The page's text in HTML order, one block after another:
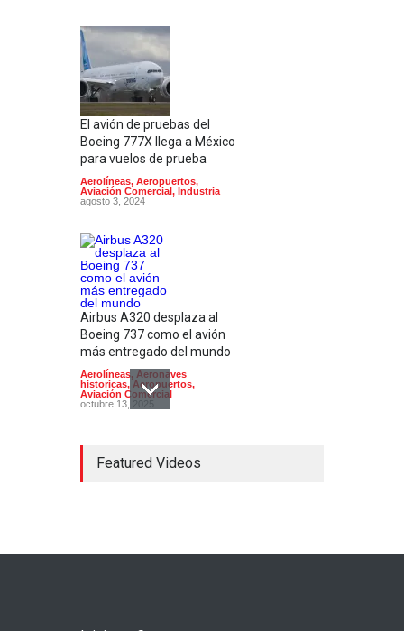
El avión de pruebas del
Boeing 777X llega a México
para vuelos de prueba
Aerolíneas, Aeropuertos,
Aviación Comercial, Industria
agosto 3, 2024
Airbus A320 desplaza al
Boeing 737 como el avión
más entregado del mundo
Aerolíneas, Aeronaves
historicas, Aeropuertos,
Aviación Comercial
octubre 13, 2025
pierden 9 mil millones de
Featured Videos